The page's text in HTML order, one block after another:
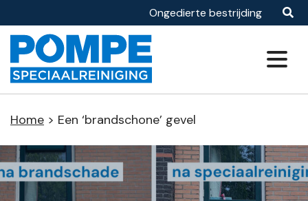
Ongedierte bestrijding
diensten
en gevelonderhoud
reiniging
Specialisaties
Graffiti schoonmaak
Home > Een ‘brandschone’ gevel